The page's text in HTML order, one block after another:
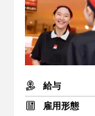
給与
雇用形態